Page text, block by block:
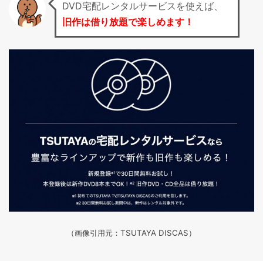
DVD宅配レンタルサービスを使えば、
旧作は借り放題で楽しめます！
（画像引用元：TSUTAYA DISCAS）